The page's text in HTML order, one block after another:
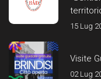
15 Lug
Visite
02 Lug